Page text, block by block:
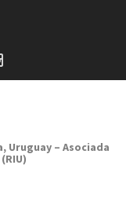
Uruguay – Asociada